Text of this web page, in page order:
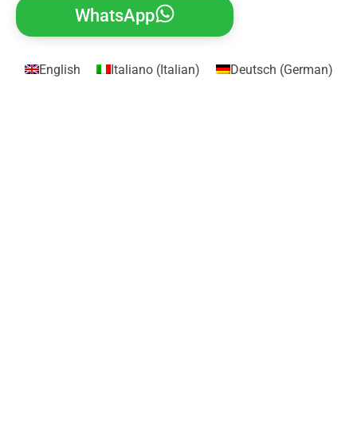
WhatsApp
English Italiano(Italian) Deutsch (German)